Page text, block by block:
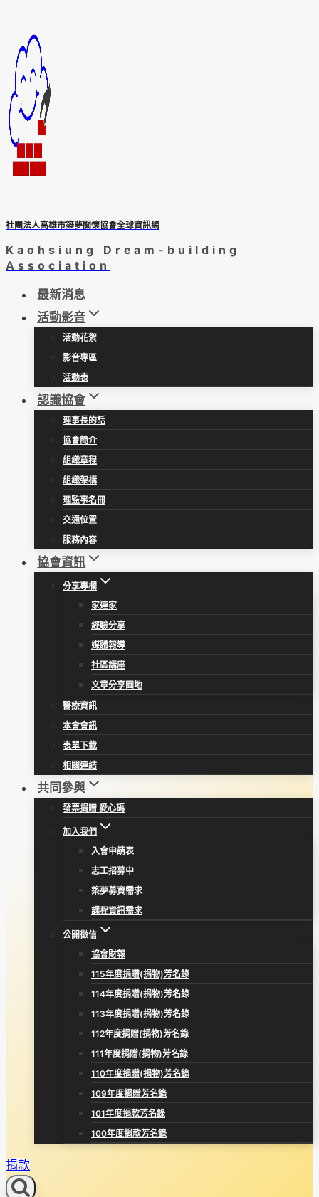
content
社團法人高雄市築夢關懷協會全球資訊網
Kaohsiung Dream-building
Association
最新消息
活動影音
活動花絮
影音專區
活動表
認識協會
理事長的話
協會簡介
組織章程
組織架構
理監事名冊
交通位置
服務內容
協會資訊
分享專欄
家連家
經驗分享
媒體報導
社區講座
文章分享園地
醫療資訊
本會會訊
表單下載
相關連結
共同參與
發票捐贈 愛心碼
加入我們
入會申請表
志工招募中
築夢募資需求
課程資訊需求
公開徵信
協會財報
115年度捐贈(捐物)芳名錄
114年度捐贈(捐物)芳名錄
113年度捐贈(捐物)芳名錄
112年度捐贈(捐物)芳名錄
111年度捐贈(捐物)芳名錄
110年度捐贈(捐物)芳名錄
109年度捐贈芳名錄
101年度捐款芳名錄
100年度捐款芳名錄
捐款